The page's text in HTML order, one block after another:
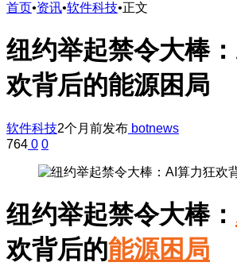
首页•资讯•软件科技•正文
纽约举起禁令大棒
欢背后的能源困局
软件科技2个月前发布 botnews
764 0 0
纽约举起禁令大棒：
欢背后的能源困局